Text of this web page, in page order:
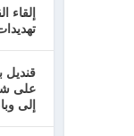
إلقاء
على
إلى